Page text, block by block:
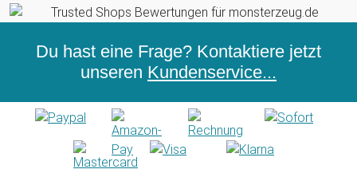
Du hast eine Frage? Kontaktiere jetzt
unseren Kundenservice...